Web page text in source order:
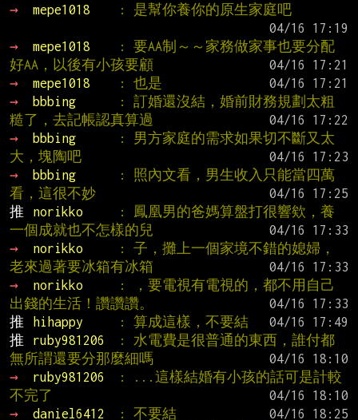
→
mepe1018
: 是幫你養你的原生家庭吧
→
mepe1018
: 要AA制～～家務做家事也要分配
好AA，以後有小孩要顧
→
mepe1018 : 也是
→
bbbing
: 訂婚還沒結，婚前財務規劃太粗
糙了，去記帳認真算過
→
bbbing
: 男方家庭的需求如果切不斷又太
大，塊陶吧
→
bbbing
: 照內文看，男生收入只能當四萬
看，這很不妙
推
norikko
: 鳳凰男的爸媽算盤打很響欸，養
一個成就也不怎樣的兒
→
norikko
: 子，攤上一個家境不錯的媳婦，
老來過著要冰箱有冰箱
→
norikko
: ，要電視有電視的，都不用自己
出錢的生活！讚讚讚。
推
hihappy : 算成這樣，不要結
推
ruby981206
: 水電費是很普通的東西，誰付都
無所謂還要分那麼細嗎
→
ruby981206
: ...這樣結婚有小孩的話可是計較
不完了
→
daniel6412 : 不要結